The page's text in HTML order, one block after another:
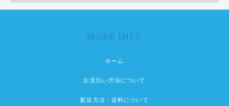
MORE INFO
ホーム
お支払い方法について
配送方法・送料について